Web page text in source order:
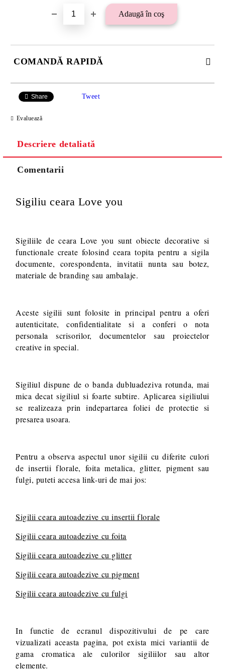
COMANDĂ RAPIDĂ
SAU 15 LEI TAXA TRANSPORT PENTRU PLATA CU
Va multumim! Veti fi contactat pentru stabilirea eventualelor detalii
suplimentare necesare procesarii comenzii dumneavoastra.
Share Tweet
Evaluează
Descriere detaliată
Comentarii
Sigiliu ceara Love you
Sigiliile de ceara Love you sunt obiecte decorative si
functionale create folosind ceara topita pentru a sigila
documente, corespondenta, invitatii nunta sau botez,
materiale de branding sau ambalaje.
Aceste sigilii sunt folosite in principal pentru a oferi
autenticitate, confidentialitate si a conferi o nota
personala scrisorilor, documentelor sau proiectelor
creative in special.
Sigiliul dispune de o banda dubluadeziva rotunda, mai
mica decat sigiliul si foarte subtire. Aplicarea sigiliului
se realizeaza prin indepartarea foliei de protectie si
presarea usoara.
Pentru a observa aspectul unor sigilii cu diferite culori
de insertii florale, foita metalica, glitter, pigment sau
fulgi, puteti accesa link-uri de mai jos:
Sigilii ceara autoadezive cu insertii florale
Sigilii ceara autoadezive cu foita
Sigilii ceara autoadezive cu glitter
Sigilii ceara autoadezive cu pigment
Sigilii ceara autoadezive cu fulgi
In functie de ecranul dispozitivului de pe care
vizualizati aceasta pagina, pot exista mici variantii de
gama cromatica ale culorilor sigiliilor sau altor
elemente.